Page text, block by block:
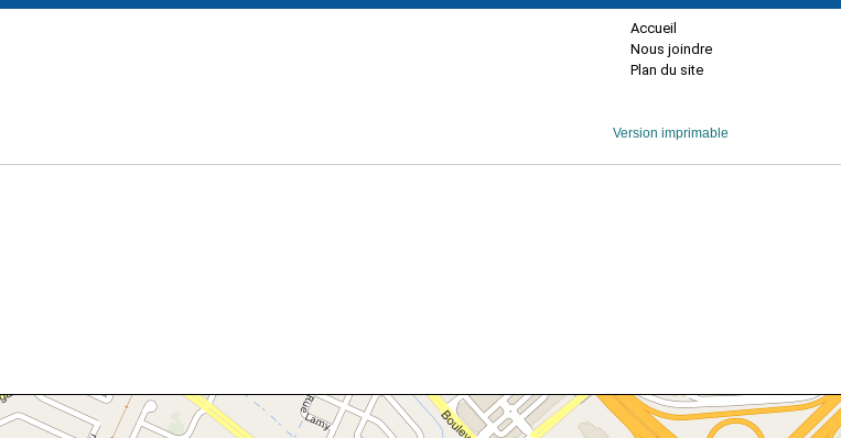
Accueil
Nous joindre
Plan du site
Version imprimable